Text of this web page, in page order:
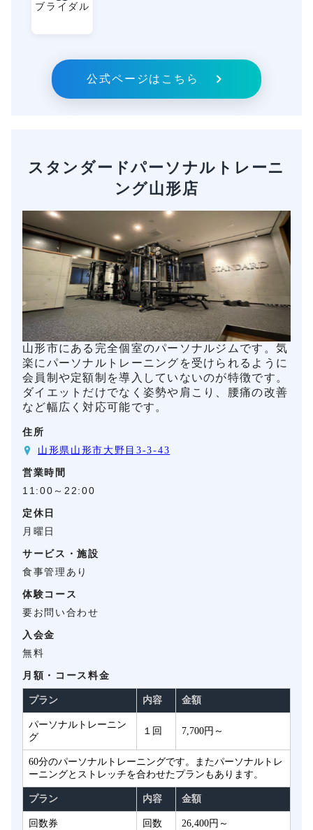
ブライダル
公式ページはこちら
スタンダードパーソナルトレーニ
ング山形店
山形市にある完全個室のパーソナルジムです。気
楽にパーソナルトレーニングを受けられるように
会員制や定額制を導入していないのが特徴です。
ダイエットだけでなく姿勢や肩こり、腰痛の改善
など幅広く対応可能です。
住所
山形県山形市大野目3-3-43
営業時間
11:00～22:00
定休日
月曜日
サービス・施設
食事管理あり
体験コース
要お問い合わせ
入会金
無料
月額・コース料金
プラン 内容 金額
パーソナルトレーニン
グ
１回 7,700円～
60分のパーソナルトレーニングです。またパーソナルトレ
ーニングとストレッチを合わせたプランもあります。
プラン 内容 金額
回数券 回数 26,400円～